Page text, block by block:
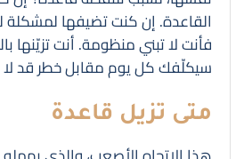
القاعدة. إن كنت تضيفها لمشكلة
فأنت لا تبني منظومة. أنت تزيّنها
سيكلّفك كل يوم مقابل خطر قد لا
متى تزيل قاعدة